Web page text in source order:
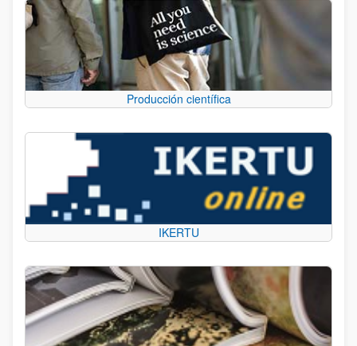
Producción científica
IKERTU